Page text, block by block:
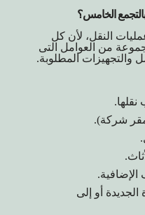
بالتجمع الخامس؟
النقل، لأن كل
من العوامل التى
المطلوبة.
مقر شركة).
الإضافية.
أو إلى